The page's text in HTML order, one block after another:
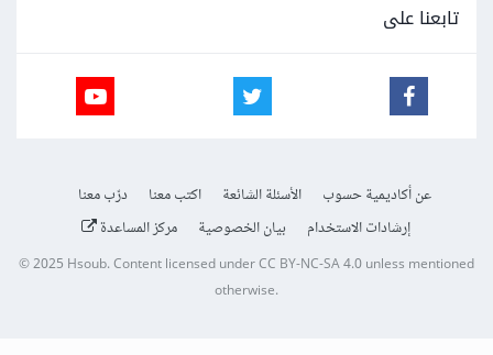
تابعنا على
عن أكاديمية حسوب الأسئلة الشائعة اكتب معنا
درّب معنا
إرشادات الاستخدام
بيان الخصوصية مركز المساعدة
© 2025Hsoub.Content licensed underCC BY-NC-SA 4.0unless mentioned
otherwise.